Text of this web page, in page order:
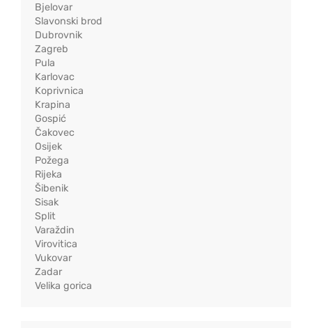
Bjelovar
Slavonski brod
Dubrovnik
Zagreb
Pula
Karlovac
Koprivnica
Krapina
Gospić
Čakovec
Osijek
Požega
Rijeka
Šibenik
Sisak
Split
Varaždin
Virovitica
Vukovar
Zadar
Velika gorica